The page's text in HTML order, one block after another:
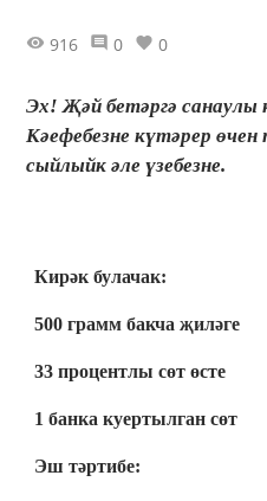
916 0 0
Эх! Җәй бетәргә санаулы
Кәефебезне күтәрер
сыйлыйк әле үзебезне.
Кирәк булачак:
500 грамм бакча җиләге
33 процентлы сөт өсте
1 банка куертылган сөт
Эш тәртибе: